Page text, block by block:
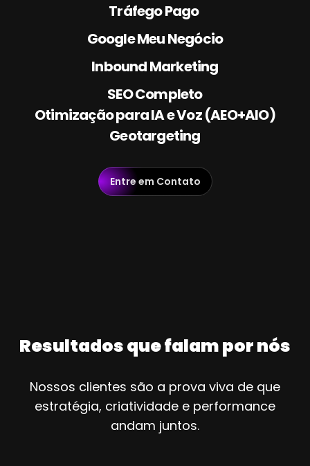
Tráfego Pago
Google Meu Negócio
Inbound Marketing
SEO Completo
Otimização para IA e Voz (AEO+AIO)
Geotargeting
Entre em Contato
Resultados que falam por nós
Nossos clientes são a prova viva de que
estratégia, criatividade e performance
andam juntos.